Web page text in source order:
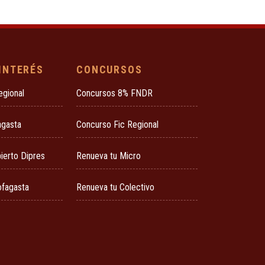
Dipres
CONCURSOS
Concursos 8% FNDR
Concurso Fic Regional
Renueva tu Micro
Renueva tu Colectivo